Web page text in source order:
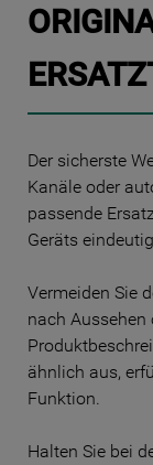
Der sicherste
Kanäle oder
passende
Geräts
Vermeiden Sie
nach Aussehen
ähnlich aus,
Funktion.
Halten Sie bei